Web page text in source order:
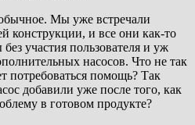
Мы уже встречали
конструкции, и все они как-то
участия пользователя и уж
насосов. Что не так
потребоваться помощь? Так
добавили уже после того, как
в готовом продукте?